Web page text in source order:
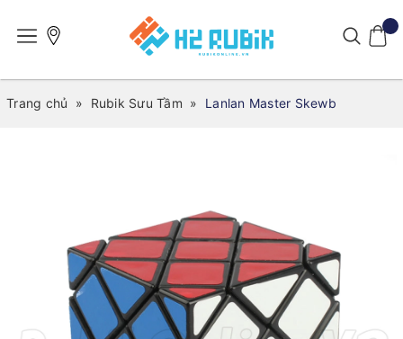
Trang chủ » Rubik Sưu Tầm » Lanlan Master Skewb